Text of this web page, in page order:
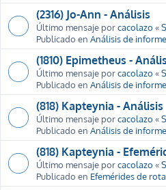
(2316) Jo-Ann - Análisis
Último mensaje porcacolazo «
Publicado en Análisis de
(1810) Epimetheus -
Último mensaje porcacolazo «
Publicado en Análisis de
(818) Kapteynia - Análisis
Último mensaje porcacolazo «
Publicado en Análisis de
(818) Kapteynia -
Último mensaje porcacolazo «
Publicado en Efemérides de